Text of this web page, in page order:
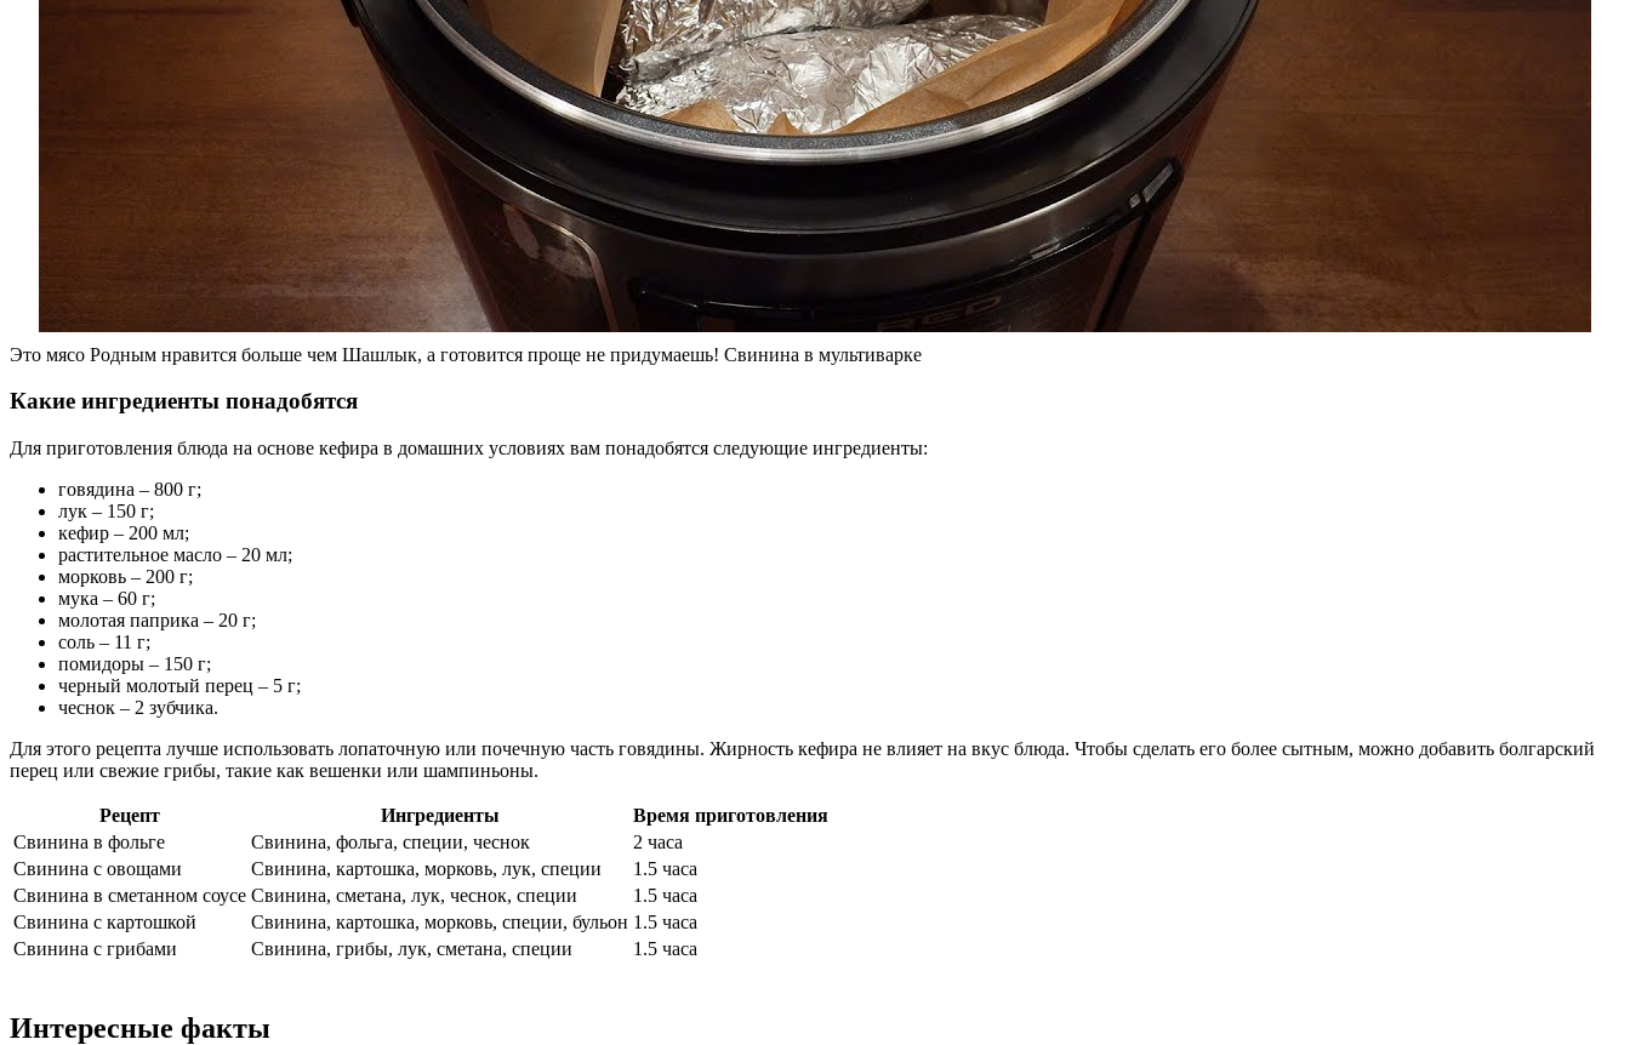
Это мясо Родным нравится больше чем Шашлык, а готовится проще не придумаешь! Свинина в мультиварке
Какие ингредиенты понадобятся
Для приготовления блюда на основе кефира в домашних условиях вам понадобятся следующие ингредиенты:
говядина – 800 г;
лук – 150 г;
кефир – 200 мл;
растительное масло – 20 мл;
морковь – 200 г;
мука – 60 г;
молотая паприка – 20 г;
соль – 11 г;
помидоры – 150 г;
черный молотый перец – 5 г;
чеснок – 2 зубчика.
Для этого рецепта лучше использовать лопаточную или почечную часть говядины. Жирность кефира не влияет на вкус блюда. Чтобы сделать его более сытным, можно добавить болгарский
перец или свежие грибы, такие как вешенки или шампиньоны.
Рецепт Ингредиенты
Время приготовления
Свинина в фольге
Свинина, фольга, специи, чеснок
2 часа
Свинина с овощами
Свинина, картошка, морковь, лук, специи
1.5 часа
Свинина в сметанном соусе Свинина, сметана, лук, чеснок, специи
1.5 часа
Свинина с картошкой
Свинина, картошка, морковь, специи, бульон 1.5 часа
Свинина с грибами
Свинина, грибы, лук, сметана, специи 1.5 часа
Интересные факты